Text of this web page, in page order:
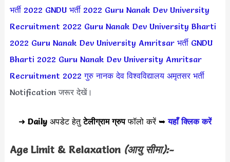
भर्ती 2022 GNDU भर्ती 2022 Guru Nanak Dev University
Recruitment 2022 Guru Nanak Dev University Bharti
2022 Guru Nanak Dev University Amritsar भर्ती GNDU
Bharti 2022 Guru Nanak Dev University Amritsar
Recruitment 2022 गुरु नानक देव विश्वविद्यालय अमृतसर भर्ती
Notification जरूर देखें।
➜ Daily अपडेट हेतुटेलीग्राम ग्रुपफॉलो करें ➥यहाँ क्लिक करें
Age Limit & Relaxation (आयु सीमा):-